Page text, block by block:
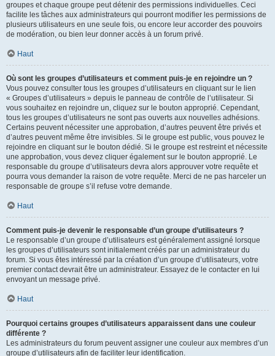
groupes et chaque groupe peut détenir des permissions individuelles. Ceci
facilite les tâches aux administrateurs qui pourront modifier les permissions de
plusieurs utilisateurs en une seule fois, ou encore leur accorder des pouvoirs
de modération, ou bien leur donner accès à un forum privé.
Haut
Où sont les groupes d’utilisateurs et comment puis-je en rejoindre un ?
Vous pouvez consulter tous les groupes d’utilisateurs en cliquant sur le lien
« Groupes d’utilisateurs » depuis le panneau de contrôle de l’utilisateur. Si
vous souhaitez en rejoindre un, cliquez sur le bouton approprié. Cependant,
tous les groupes d’utilisateurs ne sont pas ouverts aux nouvelles adhésions.
Certains peuvent nécessiter une approbation, d’autres peuvent être privés et
d’autres peuvent même être invisibles. Si le groupe est public, vous pouvez le
rejoindre en cliquant sur le bouton dédié. Si le groupe est restreint et nécessite
une approbation, vous devez cliquer également sur le bouton approprié. Le
responsable du groupe d’utilisateurs devra alors approuver votre requête et
pourra vous demander la raison de votre requête. Merci de ne pas harceler un
responsable de groupe s’il refuse votre demande.
Haut
Comment puis-je devenir le responsable d’un groupe d’utilisateurs ?
Le responsable d’un groupe d’utilisateurs est généralement assigné lorsque
les groupes d’utilisateurs sont initialement créés par un administrateur du
forum. Si vous êtes intéressé par la création d’un groupe d’utilisateurs, votre
premier contact devrait être un administrateur. Essayez de le contacter en lui
envoyant un message privé.
Haut
Pourquoi certains groupes d’utilisateurs apparaissent dans une couleur
différente ?
Les administrateurs du forum peuvent assigner une couleur aux membres d’un
groupe d’utilisateurs afin de faciliter leur identification.